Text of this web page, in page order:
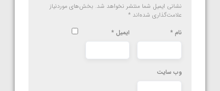
نشانی ایمیل شما منتشر نخواهد شد. بخش‌های موردنیاز
علامت‌گذاری شده‌اند *
نام * ایمیل *
وب‌ سایت